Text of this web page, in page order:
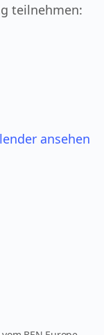
teilnehmen:
ansehen